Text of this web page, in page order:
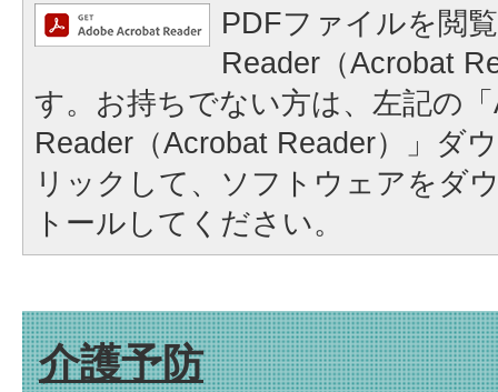
PDFファイルを閲
Reader（Acrobat
す。お持ちでない方は、左記の
Reader（Acrobat Reader）」ダ
リックして、ソフトウェアをダ
トールしてください。
介護予防